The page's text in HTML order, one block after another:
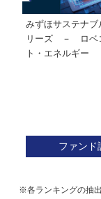
みずほサステナブ
リーズ － ロベ
ト・エネルギー
ファンド
※各ランキングの抽